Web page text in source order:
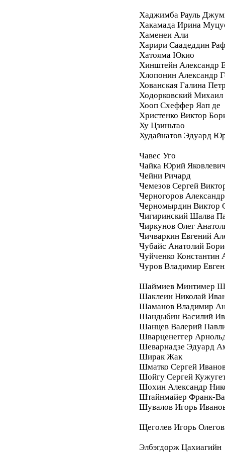
Хаджимба Рауль
Хакамада Ирина
Хаменеи Али
Харири Саадеддин
Хатояма Юкио
Хинштейн Александр
Хлопонин Александр
Хованская Галина
Ходорковский Михаил
Хооп Схеффер Яап де
Христенко Виктор
Ху Цзиньтао
Худайнатов Эдуард
Чавес Уго
Чайка Юрий
Чейни Ричард
Чемезов Сергей
Черногоров
Черномырдин Виктор
Чигиринский Шалва
Чиркунов Олег
Чичваркин Евгений
Чубайс Анатолий
Чуйченко Константин
Чуров Владимир
Шаймиев Минтимер
Шаклеин Николай
Шаманов Владимир
Шандыбин Василий
Шанцев Валерий
Шварценеггер
Шеварнадзе Эдуард
Ширак Жак
Шматко Сергей
Шойгу Сергей
Шохин Александр
Штайнмайер Франк-
Шувалов Игорь
Щеголев Игорь
Элбэгдорж Цахиагийн